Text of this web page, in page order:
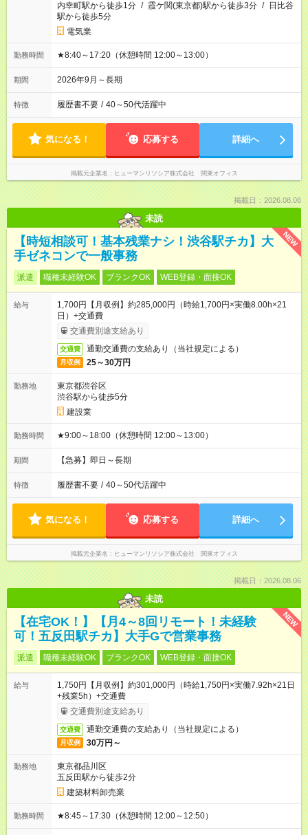
内幸町駅から徒歩1分 / 霞ケ関(東京都)駅から徒歩3分 / 日比谷
駅から徒歩5分
電気業
勤務時間 ★8:40～17:20（休憩時間 12:00～13:00）
期間 2026年9月～長期
特徴 履歴書不要 / 40～50代活躍中
気になる！ 応募する 詳細へ
掲載元企業名 ヒューマンリソシア株式会社 関東オフィス
掲載日：2026.08.06
未読
NEW
【時短相談可！基本残業ナシ！渋谷駅チカ】大
手ゼネコンで一般事務
派遣 職種未経験OK ブランクOK WEB登録・面接OK
給与
1,700円【月収例】約285,000円（時給1,700円×実働8.00h×21
日）+交通費
交通費別途支給あり
交通費 通勤交通費の支給あり（当社規定による）
月収例 25～30万円
勤務地
東京都渋谷区
渋谷駅から徒歩5分
建設業
勤務時間 ★9:00～18:00（休憩時間 12:00～13:00）
期間 【急募】即日～長期
特徴 履歴書不要 / 40～50代活躍中
気になる！ 応募する 詳細へ
掲載元企業名 ヒューマンリソシア株式会社 関東オフィス
掲載日：2026.08.06
未読
NEW
【在宅OK！】【月4～8回リモート！未経験
可！五反田駅チカ】大手Gで営業事務
派遣 職種未経験OK ブランクOK WEB登録・面接OK
給与
1,750円【月収例】約301,000円（時給1,750円×実働7.92h×21日
+残業5h）+交通費
交通費別途支給あり
交通費 通勤交通費の支給あり（当社規定による）
月収例 30万円～
勤務地
東京都品川区
五反田駅から徒歩2分
建築材料卸売業
勤務時間 ★8:45～17:30（休憩時間 12:00～12:50）